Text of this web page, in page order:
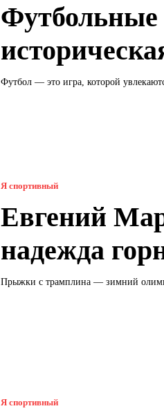
Футбольные
Футбол — это игра, которой
Я спортивный
Евгений
надежда
Прыжки с трамплина — зимний
Я спортивный